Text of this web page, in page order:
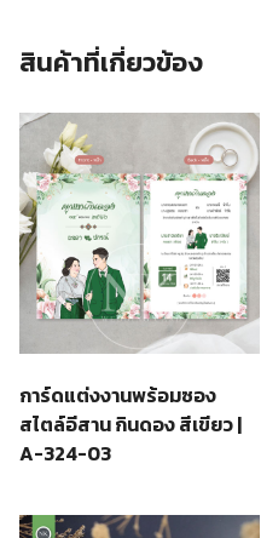
สินค้าที่เกี่ยวข้อง
การ์ดแต่งงานพร้อมซอง
สไตล์อีสาน กินดอง สีเขียว |
A-324-03